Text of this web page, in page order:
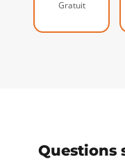
Gratuit
Questions